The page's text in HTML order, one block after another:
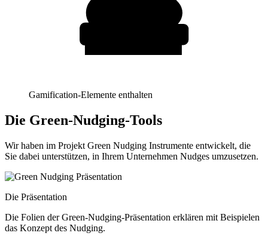
Gamification-Elemente enthalten
Die Green-Nudging-Tools
Wir haben im Projekt Green Nudging Instrumente entwickelt, die
Sie dabei unterstützen, in Ihrem Unternehmen Nudges umzusetzen.
Die Präsentation
Die Folien der Green-Nudging-Präsentation erklären mit Beispielen
das Konzept des Nudging.